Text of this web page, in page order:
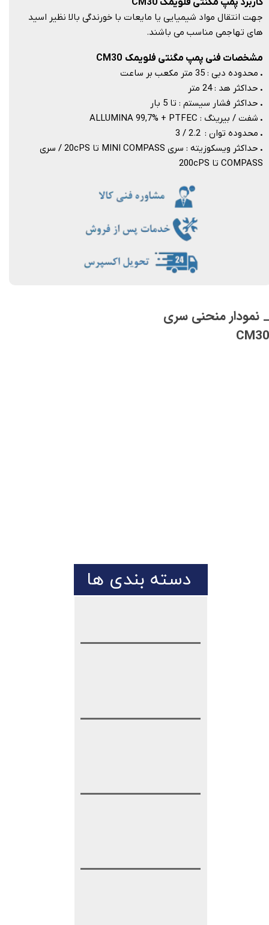
جهت انتقال مواد شیمیایی یا مایعات با خورندگی بالا نظیر اسید
های تهاجمی مناسب می باشند.​​​​​​​
مشخصات فنی پمپ مگنتی فلویمک CM30
. محدوده دبی : 35
​​​​​​​​​​​​​​ متر مکعب بر ساعت
. حداکثر هد : 24
متر
. حداکثر فشار سیستم : تا 5 بار
. شفت / بیرینگ : ALLUMINA 99,7% + PTFEC
. محدوده توان : 2.2 / 3​​​​​​​
.
حداکثر ویسکوزیته : سری MINI COMPASS تا 20cPS / سری
COMPASS تا 200cPS​​​​​​​
_ نمودار منحنی سری
CM30
دسته بندی ها